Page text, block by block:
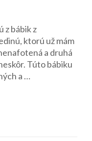
z bábik z
ktorú už mám
a druhá
Túto bábiku
a …